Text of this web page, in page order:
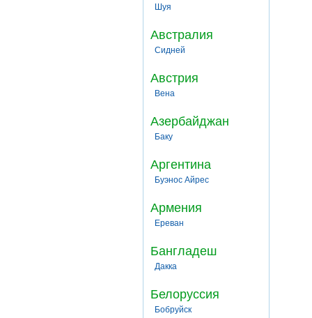
Шуя
Австралия
Сидней
Австрия
Вена
Азербайджан
Баку
Аргентина
Буэнос Айрес
Армения
Ереван
Бангладеш
Дакка
Белоруссия
Бобруйск